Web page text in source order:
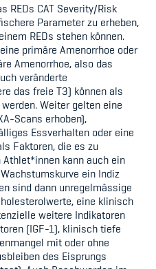
REDs CAT Severity/Risk
Parameter zu erheben,
REDs stehen können.
primäre Amenorrhoe oder
Amenorrhoe, also das
veränderte
das freie T3) können als
Weiter gelten eine
Scans erhoben),
Essverhalten oder eine
Faktoren, die es zu
kann auch ein
ein Indiz
sind dann unregelmässige
eine klinisch
weitere Indikatoren
(IGF-1), klinisch tiefe
mit oder ohne
des Eisprungs